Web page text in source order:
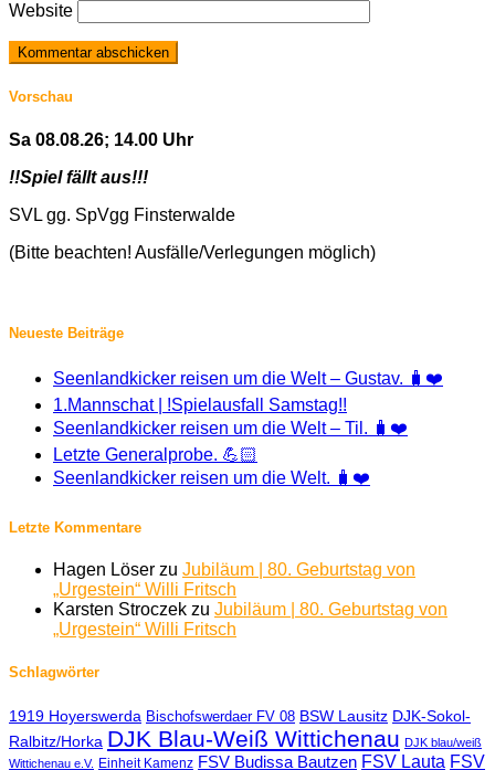
Website
Vorschau
Sa 08.08.26; 14.00 Uhr
!!Spiel fällt aus!!!
SVL gg. SpVgg Finsterwalde
(Bitte beachten! Ausfälle/Verlegungen möglich)
Neueste Beiträge
Seenlandkicker reisen um die Welt – Gustav. 🧳❤️
1.Mannschat | !Spielausfall Samstag!!
Seenlandkicker reisen um die Welt – Til. 🧳❤️
Letzte Generalprobe. 💪🏻
Seenlandkicker reisen um die Welt. 🧳❤️
Letzte Kommentare
Hagen Löser zu Jubiläum | 80. Geburtstag von
„Urgestein“ Willi Fritsch
Karsten Stroczek zu Jubiläum | 80. Geburtstag von
„Urgestein“ Willi Fritsch
Schlagwörter
1919 Hoyerswerda Bischofswerdaer FV 08 BSW Lausitz DJK-Sokol-
Ralbitz/Horka DJK Blau-Weiß Wittichenau DJK blau/weiß
Wittichenau e.V. Einheit Kamenz FSV Budissa Bautzen FSV Lauta FSV